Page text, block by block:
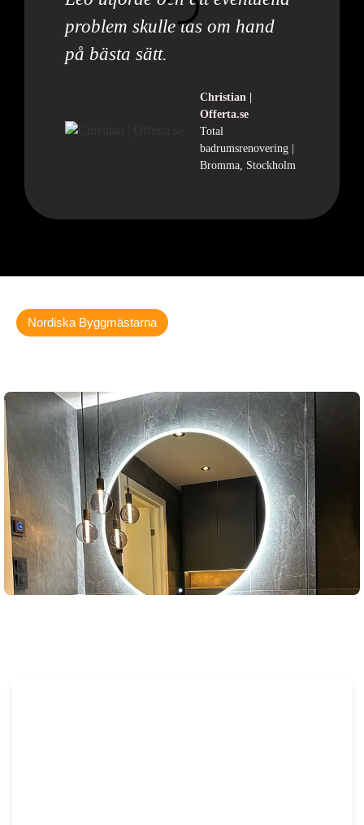
problem skulle tas om hand
på bästa sätt.
Christian |
Offerta.se
Total
badrumsrenovering |
Bromma, Stockholm
Nordiska Byggmästarna